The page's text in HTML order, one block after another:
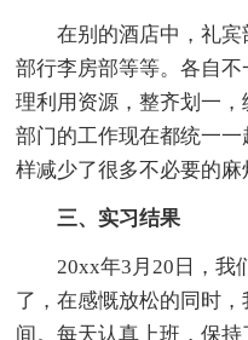
在别的酒店中，礼宾
部行李房部等等。各自
理利用资源，整齐划一
部门的工作现在都统一
样减少了很多不必要的麻
三、实习结果
20xx年3月20日，我
了，在感慨放松的同时
间。每天认真上班，保